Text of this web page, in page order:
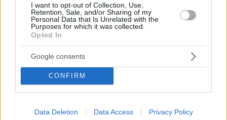
I want to opt-out of Collection, Use,
Retention, Sale, and/or Sharing of my
Personal Data that Is Unrelated with the
Purposes for which it was collected.
Opted In
Google consents
CONFIRM
Data Deletion Data Access Privacy Policy
ΔΕΙΤΕ ΟΛΕΣ ΤΙΣ ΕΙΔΗΣΕΙΣ
ΤΑ ΠΙΟ ΔΗΜΟΦΙΛΗ